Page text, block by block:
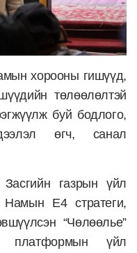
хорооны гишүүд,
төлөөлөлтэй
буй бодлого,
өгч, санал
газрын үйл
E4 стратеги,
“Чөлөөлье”
платформын үйл